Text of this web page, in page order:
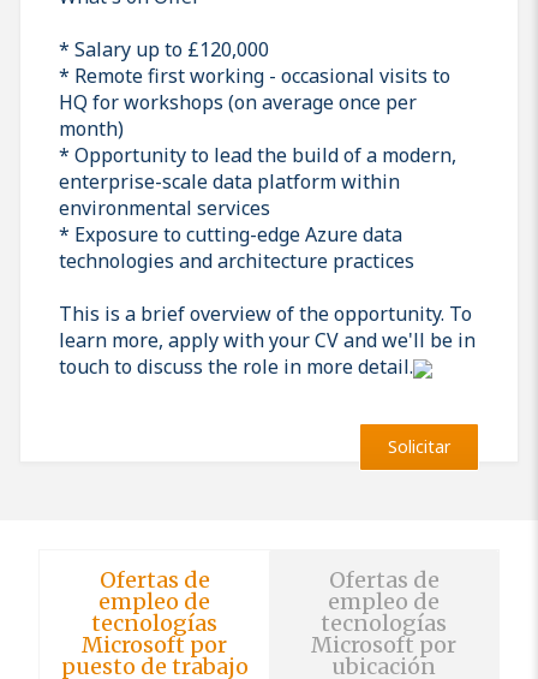
* Salary up to £120,000
* Remote first working - occasional visits to
HQ for workshops (on average once per
month)
* Opportunity to lead the build of a modern,
enterprise-scale data platform within
environmental services
* Exposure to cutting-edge Azure data
technologies and architecture practices
This is a brief overview of the opportunity. To
learn more, apply with your CV and we'll be in
touch to discuss the role in more detail.
Solicitar
Ofertas de
empleo de
tecnologías
Microsoft por
puesto de trabajo
Ofertas de
empleo de
tecnologías
Microsoft por
ubicación